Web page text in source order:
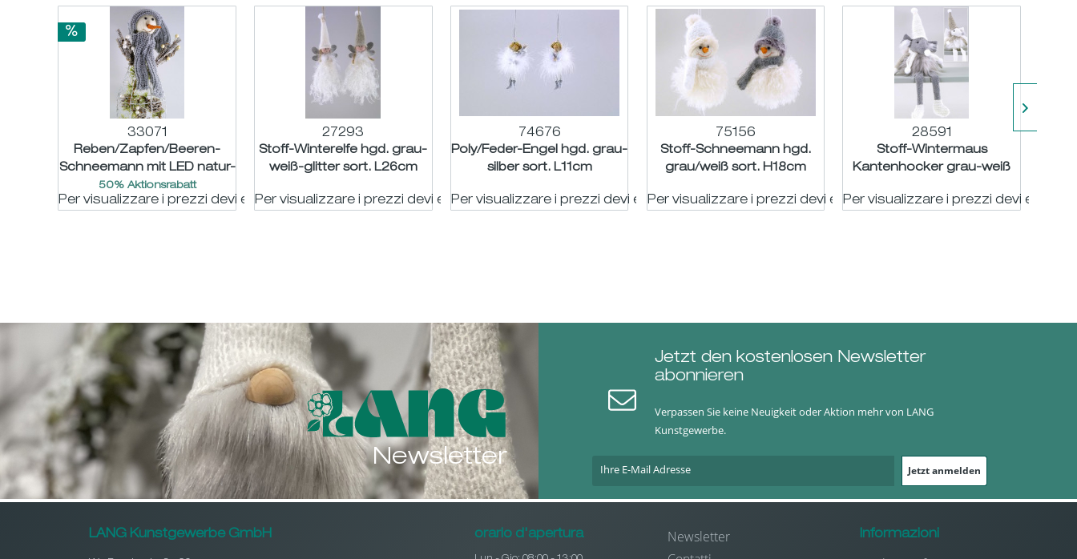
33071
Reben/Zapfen/Beeren-
Schneemann mit LED natur-
weiß-grün H52cm
50% Aktionsrabatt
Per visualizzare i prezzi devi essere registrato
27293
Stoff-Winterelfe hgd. grau-
weiß-glitter sort. L26cm
Per visualizzare i prezzi devi essere registrato
74676
Poly/Feder-Engel hgd. grau-
silber sort. L11cm
Per visualizzare i prezzi devi essere registrato
75156
Stoff-Schneemann hgd.
grau/weiß sort. H18cm
Per visualizzare i prezzi devi essere registrato
28591
Stoff-Wintermaus
Kantenhocker grau-weiß
Per visualizzare i prezzi devi essere
Newsletter
Jetzt den kostenlosen Newsletter
abonnieren
Verpassen Sie keine Neuigkeit oder Aktion mehr von LANG
Kunstgewerbe.
Jetzt anmelden
LANG Kunstgewerbe GmbH orario d'apertura
Newsletter
Informazioni